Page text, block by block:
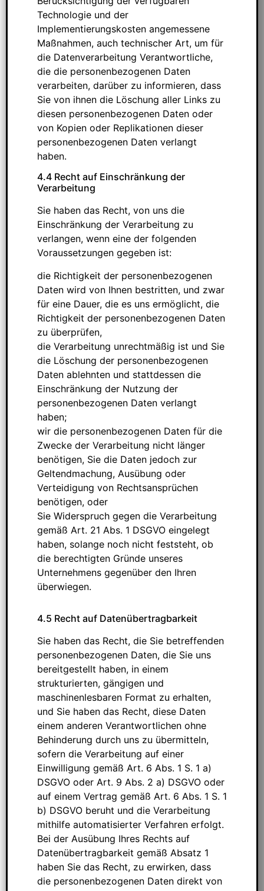
Technologie und der
Implementierungskosten angemessene
Maßnahmen, auch technischer Art, um für
die Datenverarbeitung Verantwortliche,
die die personenbezogenen Daten
verarbeiten, darüber zu informieren, dass
Sie von ihnen die Löschung aller Links zu
diesen personenbezogenen Daten oder
von Kopien oder Replikationen dieser
personenbezogenen Daten verlangt
haben.
4.4 Recht auf Einschränkung der
Verarbeitung
Sie haben das Recht, von uns die
Einschränkung der Verarbeitung zu
verlangen, wenn eine der folgenden
Voraussetzungen gegeben ist:
die Richtigkeit der personenbezogenen
Daten wird von Ihnen bestritten, und zwar
für eine Dauer, die es uns ermöglicht, die
Richtigkeit der personenbezogenen Daten
zu überprüfen,
die Verarbeitung unrechtmäßig ist und Sie
die Löschung der personenbezogenen
Daten ablehnten und stattdessen die
Einschränkung der Nutzung der
personenbezogenen Daten verlangt
haben;
wir die personenbezogenen Daten für die
Zwecke der Verarbeitung nicht länger
benötigen, Sie die Daten jedoch zur
Geltendmachung, Ausübung oder
Verteidigung von Rechtsansprüchen
benötigen, oder
Sie Widerspruch gegen die Verarbeitung
gemäß Art. 21 Abs. 1 DSGVO eingelegt
haben, solange noch nicht feststeht, ob
die berechtigten Gründe unseres
Unternehmens gegenüber den Ihren
überwiegen.
4.5 Recht auf Datenübertragbarkeit
Sie haben das Recht, die Sie betreffenden
personenbezogenen Daten, die Sie uns
bereitgestellt haben, in einem
strukturierten, gängigen und
maschinenlesbaren Format zu erhalten,
und Sie haben das Recht, diese Daten
einem anderen Verantwortlichen ohne
Behinderung durch uns zu übermitteln,
sofern die Verarbeitung auf einer
Einwilligung gemäß Art. 6 Abs. 1 S. 1 a)
DSGVO oder Art. 9 Abs. 2 a) DSGVO oder
auf einem Vertrag gemäß Art. 6 Abs. 1 S. 1
b) DSGVO beruht und die Verarbeitung
mithilfe automatisierter Verfahren erfolgt.
Bei der Ausübung Ihres Rechts auf
Datenübertragbarkeit gemäß Absatz 1
haben Sie das Recht, zu erwirken, dass
die personenbezogenen Daten direkt von